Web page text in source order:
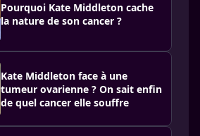
Pourquoi Kate Middleton cache
la nature de son cancer ?
Kate Middleton face à une
tumeur ovarienne ? On sait enfin
de quel cancer elle souffre